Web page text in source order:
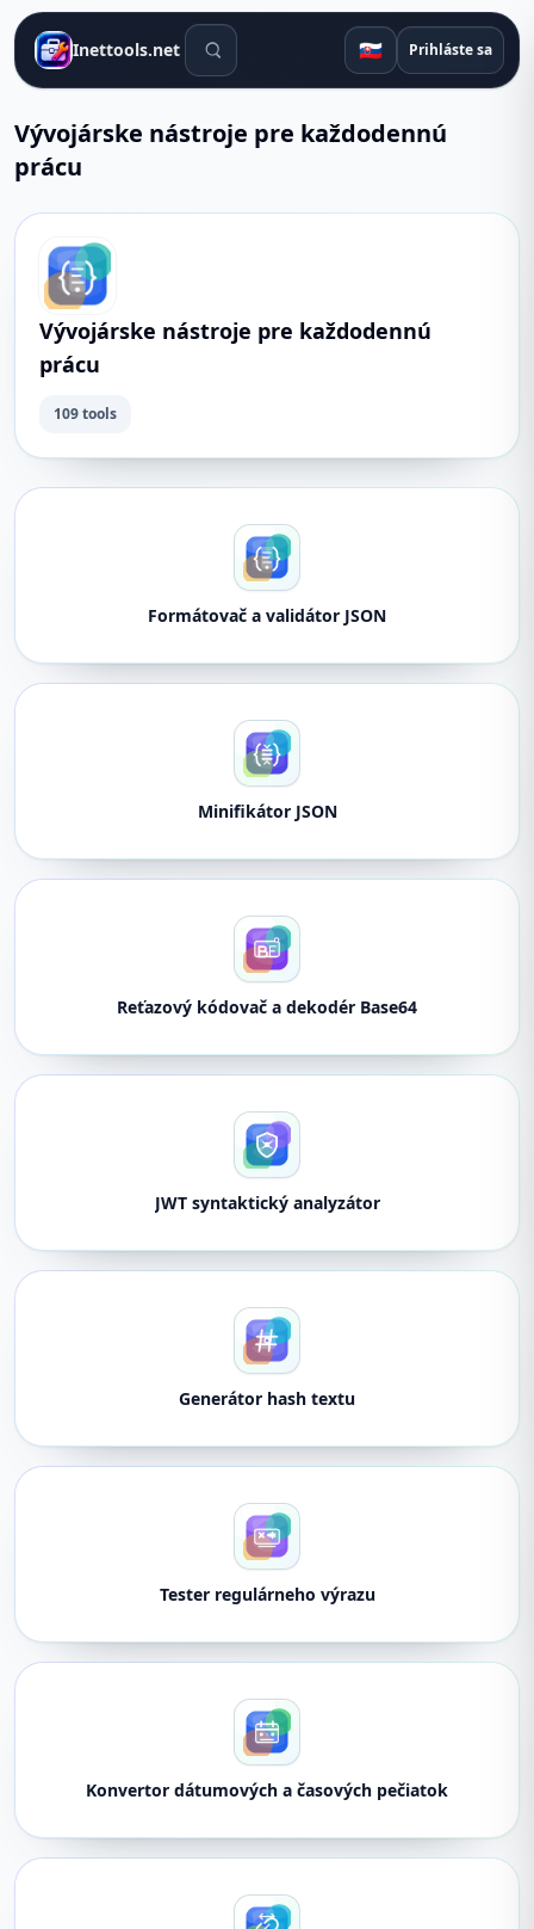
Inettools.net Vyhľadávacie nástroje
🇸🇰 Prihláste sa
Vývojárske nástroje pre každodennú
prácu
Vývojárske nástroje pre každodennú
prácu
109 tools
Formátovač a validátor JSON
Minifikátor JSON
Reťazový kódovač a dekodér Base64
JWT syntaktický analyzátor
Generátor hash textu
Tester regulárneho výrazu
Konvertor dátumových a časových pečiatok